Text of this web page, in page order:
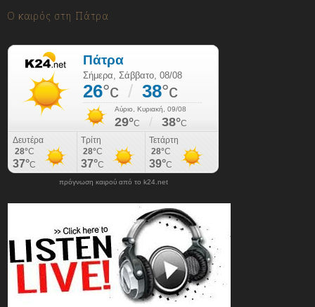
Ο καιρός στη Πάτρα
πρόγνωση καιρού από το k24.net